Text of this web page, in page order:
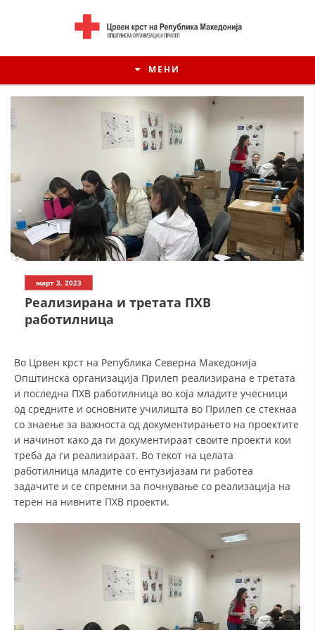
МЕНИ
ИСТОРИЈАТ НА ЦКРСМ
СТРУКТУРА НА ОРГАНИЗАЦИЈАТА
ЧЛЕНСТВО ВО ПРОФЕСИОНАЛНИ ТЕЛА
ЗАКОН ЗА ЦКРМ
СТАТУТ НА ЦКРМ
ОРГАНИЗАЦИЈА И РАЗВОЈ
РАКОВОДЕН ОДБОР
СОБРАНИЕ
СТРУКТУРА И ОРГАНИЗАЦИОНА ПОСТАВЕНОСТ
март 3, 2023
Реализирана и третата ПХВ
работилница
Во Црвен крст на Република Северна Македонија
Општинска организација Прилеп реализирана е третата
и последна ПХВ работилница во која младите учесници
од средните и основните училишта во Прилеп се стекнаа
со знаење за важноста од документирањето на проектите
и начинот како да ги документираат своите проекти кои
треба да ги реализираат. Во текот на целата
работилница младите со ентузијазам ги работеа
задачите и се спремни за почнување со реализација на
терен на нивните ПХВ проекти.